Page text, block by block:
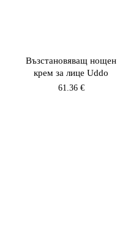
Възстановяващ нощен
крем за лице Uddo
61.36 €